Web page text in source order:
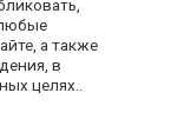
а также
в
целях..